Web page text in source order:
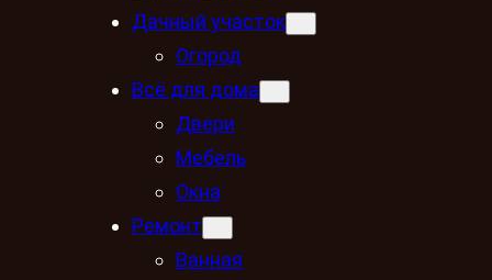
Дачный участок
Огород
Всё для дома
Двери
Мебель
Окна
Ремонт
Ванная